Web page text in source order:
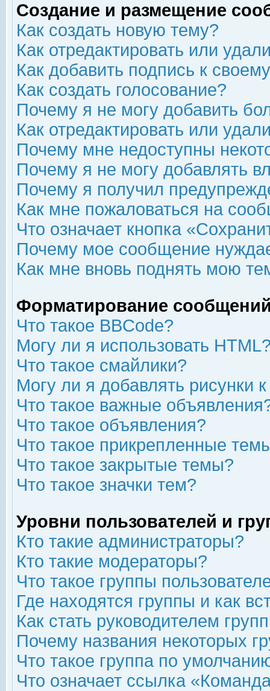
Создание и размещение
Как создать новую тему?
Как отредактировать или
Как добавить подпись к
Как создать голосование?
Почему я не могу добавить
Как отредактировать или
Почему мне недоступны
Почему я не могу добавлять
Почему я получил
Как мне пожаловаться на
Что означает кнопка
Почему мое сообщение
Как мне вновь поднять мою
Форматирование
Что такое BBCode?
Могу ли я использовать
Что такое смайлики?
Могу ли я добавлять рисунки
Что такое важные
Что такое объявления?
Что такое прикрепленные
Что такое закрытые темы?
Что такое значки тем?
Уровни пользователей и
Кто такие администраторы?
Кто такие модераторы?
Что такое группы
Где находятся группы и как
Как стать руководителем
Почему названия некоторых
Что такое группа по
Что означает ссылка